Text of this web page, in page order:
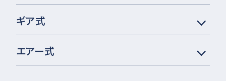
ギア式
エアー式